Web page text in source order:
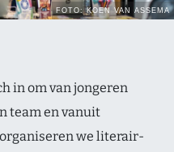
in om van jongeren
team en vanuit
we literair-